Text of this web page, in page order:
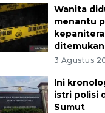
Wanita
menantu
3 Agustus
Ini
istri polisi
Sumut